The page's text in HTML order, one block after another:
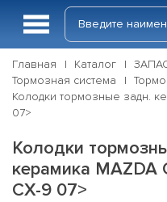
Главная Каталог
Тормозная система
Колодки тормозные задн.
07>
Колодки
керамика MAZDA
CX-9 07>